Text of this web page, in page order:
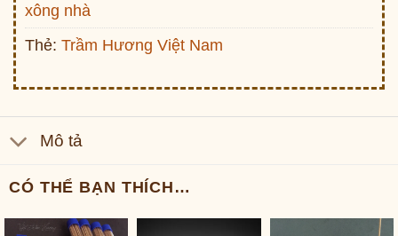
xông nhà
Thẻ: Trầm Hương Việt Nam
Mô tả
CÓ THỂ BẠN THÍCH…